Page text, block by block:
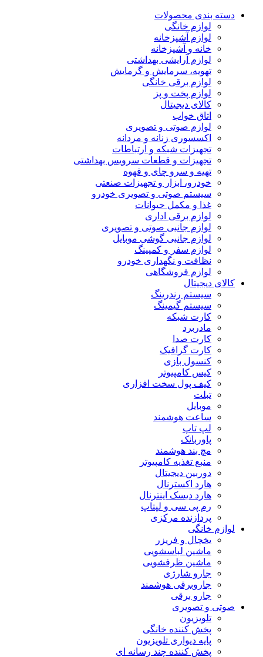
دسته بندی محصولات
لوازم خانگی
لوازم آشپزخانه
خانه و آشپزخانه
لوازم آرایشی بهداشتی
تهویه، سرمایش و گرمایش
لوازم برقی خانگی
لوازم پخت و پز
کالای دیجیتال
اتاق خواب
لوازم صوتی و تصویری
اکسسوری زنانه و مردانه
تجهیزات شبکه و ارتباطات
تجهیزات و قطعات سرویس بهداشتی
تهیه و سرو چای و قهوه
خودرو، ابزار و تجهیزات صنعتی
سیستم صوتی و تصویری خودرو
غذا و مکمل حیوانات
لوازم برقی اداری
لوازم جانبی صوتی و تصویری
لوازم جانبی گوشی موبایل
لوازم سفر و کمپینگ
نظافت و نگهداری خودرو
لوازم فروشگاهی
کالای دیجیتال
سیستم رندرینگ
سیستم گیمینگ
کارت شبکه
مادربرد
کارت صدا
کارت گرافیک
کنسول بازی
کیس کامپیوتر
کیف پول سخت افزاری
تبلت
موبایل
ساعت هوشمند
لپ تاپ
پاوربانک
مچ بند هوشمند
منبع تغذیه کامپیوتر
دوربین دیجیتال
هارد اکسترنال
هارد دیسک اینترنال
رم پی سی و لپتاپ
پردازنده مرکزی
لوازم خانگی
یخچال و فریزر
ماشین لباسشویی
ماشین ظرفشویی
جارو شارژی
جاروبرقی هوشمند
جارو برقی
صوتی و تصویری
تلویزیون
پخش کننده خانگی
پایه دیواری تلویزیون
پخش کننده چند رسانه ای